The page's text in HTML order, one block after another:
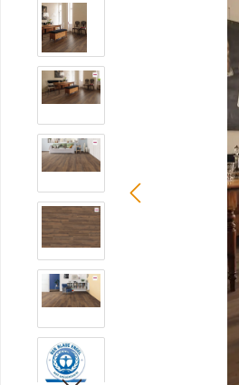
Bildergalerie überspringen